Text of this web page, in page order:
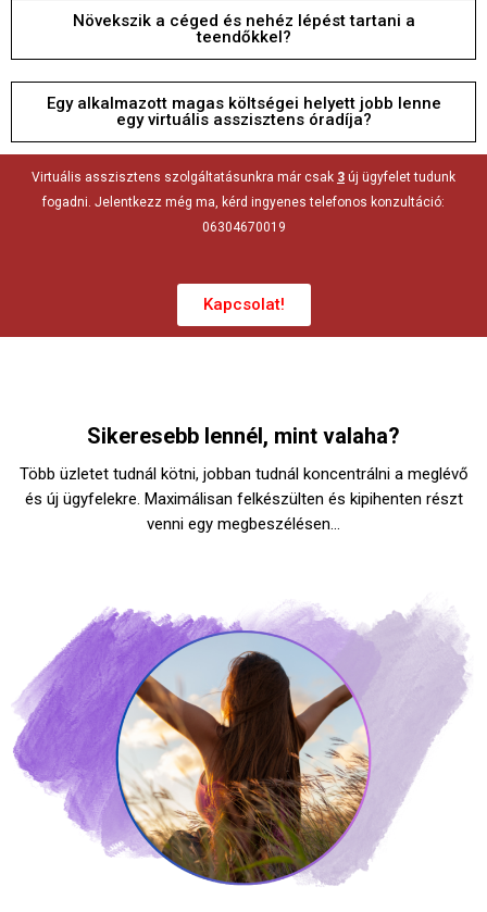
Növekszik a céged és nehéz lépést tartani a
teendőkkel?
Egy alkalmazott magas költségei helyett jobb lenne
egy virtuális asszisztens óradíja?
Virtuális asszisztens szolgáltatásunkra már csak 3 új ügyfelet tudunk
fogadni. Jelentkezz még ma, kérd ingyenes telefonos konzultáció:
06304670019
Kapcsolat!
Sikeresebb lennél, mint valaha?
Több üzletet tudnál kötni, jobban tudnál koncentrálni a meglévő
és új ügyfelekre. Maximálisan felkészülten és kipihenten részt
venni egy megbeszélésen…